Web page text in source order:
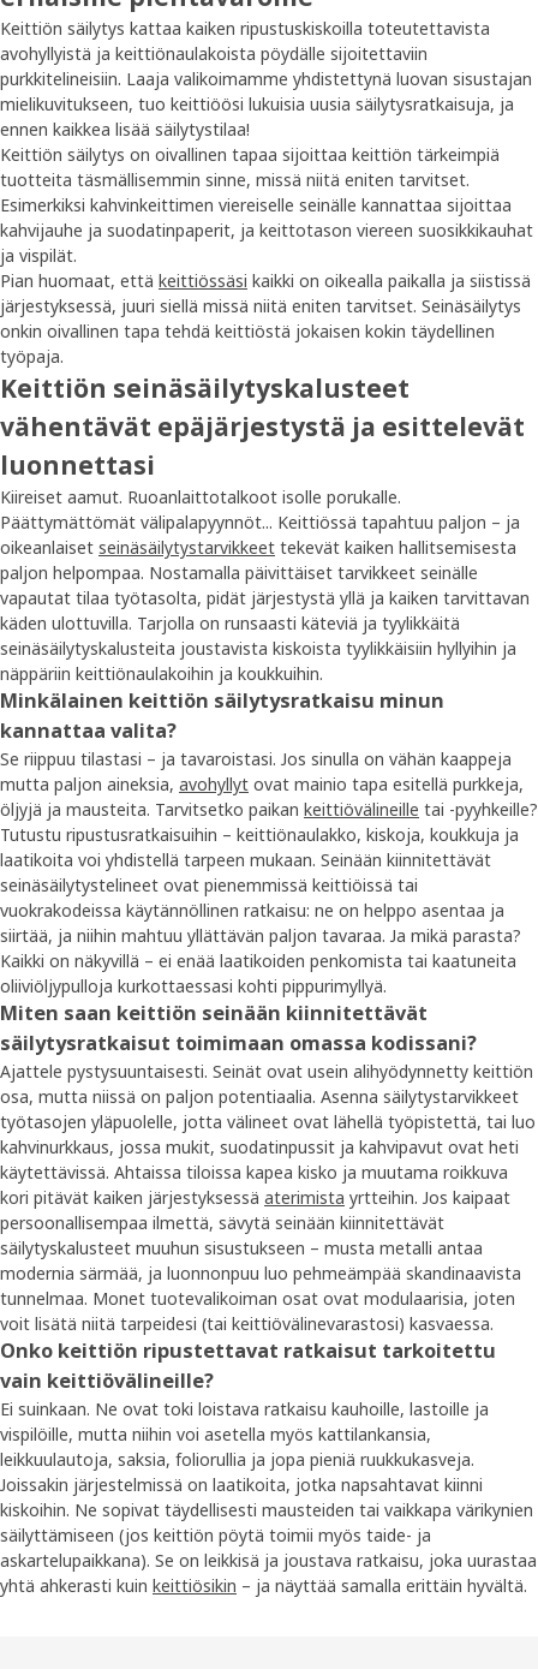
Keittiön säilytys kattaa kaiken ripustuskiskoilla toteutettavista
avohyllyistä ja keittiönaulakoista pöydälle sijoitettaviin
purkkitelineisiin. Laaja valikoimamme yhdistettynä luovan sisustajan
mielikuvitukseen, tuo keittiöösi lukuisia uusia säilytysratkaisuja, ja
ennen kaikkea lisää säilytystilaa!
Keittiön säilytys on oivallinen tapaa sijoittaa keittiön tärkeimpiä
tuotteita täsmällisemmin sinne, missä niitä eniten tarvitset.
Esimerkiksi kahvinkeittimen viereiselle seinälle kannattaa sijoittaa
kahvijauhe ja suodatinpaperit, ja keittotason viereen suosikkikauhat
ja vispilät.
Pian huomaat, että keittiössäsi kaikki on oikealla paikalla ja siistissä
järjestyksessä, juuri siellä missä niitä eniten tarvitset. Seinäsäilytys
onkin oivallinen tapa tehdä keittiöstä jokaisen kokin täydellinen
työpaja.
Keittiön seinäsäilytyskalusteet
vähentävät epäjärjestystä ja esittelevät
luonnettasi
Kiireiset aamut. Ruoanlaittotalkoot isolle porukalle.
Päättymättömät välipalapyynnöt... Keittiössä tapahtuu paljon – ja
oikeanlaiset seinäsäilytystarvikkeet tekevät kaiken hallitsemisesta
paljon helpompaa. Nostamalla päivittäiset tarvikkeet seinälle
vapautat tilaa työtasolta, pidät järjestystä yllä ja kaiken tarvittavan
käden ulottuvilla. Tarjolla on runsaasti käteviä ja tyylikkäitä
seinäsäilytyskalusteita joustavista kiskoista tyylikkäisiin hyllyihin ja
näppäriin keittiönaulakoihin ja koukkuihin.
Minkälainen keittiön säilytysratkaisu minun
kannattaa valita?
Se riippuu tilastasi – ja tavaroistasi. Jos sinulla on vähän kaappeja
mutta paljon aineksia, avohyllyt ovat mainio tapa esitellä purkkeja,
öljyjä ja mausteita. Tarvitsetko paikan keittiövälineille tai -pyyhkeille?
Tutustu ripustusratkaisuihin – keittiönaulakko, kiskoja, koukkuja ja
laatikoita voi yhdistellä tarpeen mukaan. Seinään kiinnitettävät
seinäsäilytystelineet ovat pienemmissä keittiöissä tai
vuokrakodeissa käytännöllinen ratkaisu: ne on helppo asentaa ja
siirtää, ja niihin mahtuu yllättävän paljon tavaraa. Ja mikä parasta?
Kaikki on näkyvillä – ei enää laatikoiden penkomista tai kaatuneita
oliiviöljypulloja kurkottaessasi kohti pippurimyllyä.
Miten saan keittiön seinään kiinnitettävät
säilytysratkaisut toimimaan omassa kodissani?
Ajattele pystysuuntaisesti. Seinät ovat usein alihyödynnetty keittiön
osa, mutta niissä on paljon potentiaalia. Asenna säilytystarvikkeet
työtasojen yläpuolelle, jotta välineet ovat lähellä työpistettä, tai luo
kahvinurkkaus, jossa mukit, suodatinpussit ja kahvipavut ovat heti
käytettävissä. Ahtaissa tiloissa kapea kisko ja muutama roikkuva
kori pitävät kaiken järjestyksessä aterimista yrtteihin. Jos kaipaat
persoonallisempaa ilmettä, sävytä seinään kiinnitettävät
säilytyskalusteet muuhun sisustukseen – musta metalli antaa
modernia särmää, ja luonnonpuu luo pehmeämpää skandinaavista
tunnelmaa. Monet tuotevalikoiman osat ovat modulaarisia, joten
voit lisätä niitä tarpeidesi (tai keittiövälinevarastosi) kasvaessa.
Onko keittiön ripustettavat ratkaisut tarkoitettu
vain keittiövälineille?
Ei suinkaan. Ne ovat toki loistava ratkaisu kauhoille, lastoille ja
vispilöille, mutta niihin voi asetella myös kattilankansia,
leikkuulautoja, saksia, foliorullia ja jopa pieniä ruukkukasveja.
Joissakin järjestelmissä on laatikoita, jotka napsahtavat kiinni
kiskoihin. Ne sopivat täydellisesti mausteiden tai vaikkapa värikynien
säilyttämiseen (jos keittiön pöytä toimii myös taide- ja
askartelupaikkana). Se on leikkisä ja joustava ratkaisu, joka uurastaa
yhtä ahkerasti kuin keittiösikin – ja näyttää samalla erittäin hyvältä.